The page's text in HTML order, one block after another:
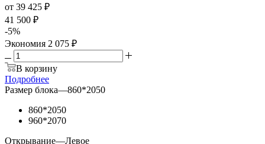
от 39 425 ₽
41 500 ₽
-5%
Экономия 2 075 ₽
В корзину
Подробнее
Размер блока—860*2050
860*2050
960*2070
Открывание—Левое